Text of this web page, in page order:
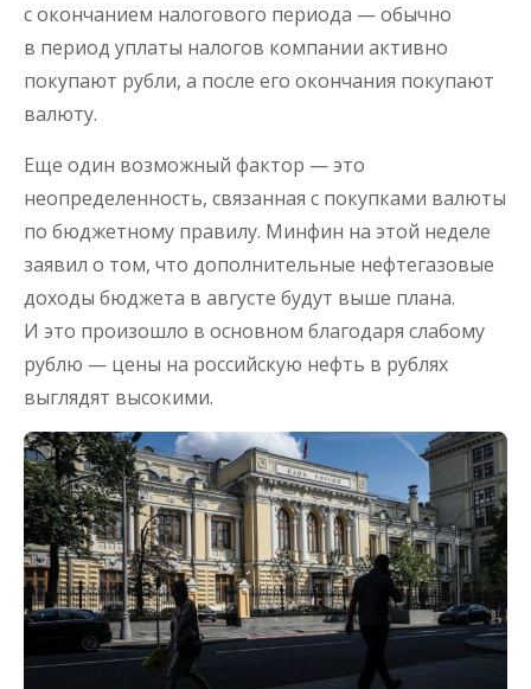
с окончанием налогового периода — обычно
в период уплаты налогов компании активно
покупают рубли, а после его окончания покупают
валюту.
Еще один возможный фактор — это
неопределенность, связанная с покупками валюты
по бюджетному правилу. Минфин на этой неделе
заявил о том, что дополнительные нефтегазовые
доходы бюджета в августе будут выше плана.
И это произошло в основном благодаря слабому
рублю — цены на российскую нефть в рублях
выглядят высокими.